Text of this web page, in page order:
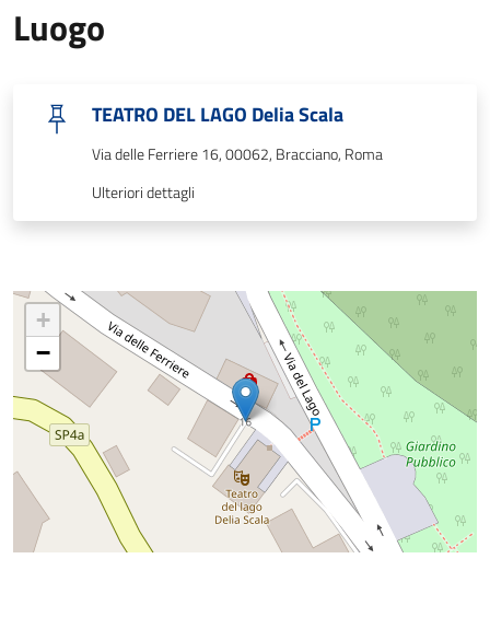
Luogo
TEATRO DEL LAGO Delia Scala
Via delle Ferriere 16, 00062, Bracciano, Roma
Ulteriori dettagli
+
−